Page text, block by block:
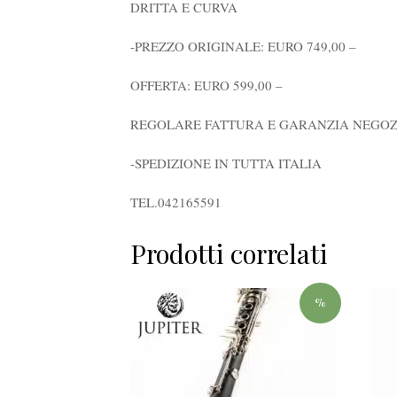
DRITTA E CURVA
-PREZZO ORIGINALE: EURO 749,00 –
OFFERTA: EURO 599,00 –
REGOLARE FATTURA E GARANZIA
-SPEDIZIONE IN TUTTA ITALIA
TEL.042165591
Prodotti correlati
%